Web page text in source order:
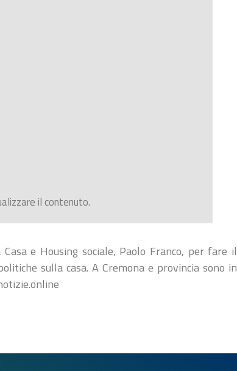
il contenuto.
e Housing sociale, Paolo Franco, per fare il
sulla casa. A Cremona e provincia sono in